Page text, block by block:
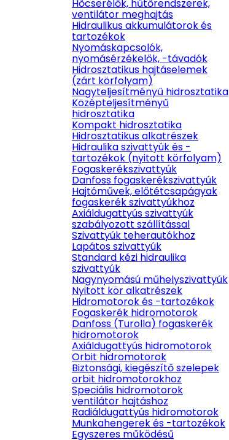
Hőcserélők, hűtőrendszerek,
ventilátor meghajtás
Hidraulikus akkumulátorok és
tartozékok
Nyomáskapcsolók,
nyomásérzékelők, -távadók
Hidrosztatikus hajtáselemek
(zárt körfolyam)
Nagyteljesítményű hidrosztatika
Középteljesítményű
hidrosztatika
Kompakt hidrosztatika
Hidrosztatikus alkatrészek
Hidraulika szivattyúk és -
tartozékok (nyitott körfolyam)
Fogaskerékszivattyúk
Danfoss fogaskerékszivattyúk
Hajtóművek, előtétcsapágyak
fogaskerék szivattyúkhoz
Axiáldugattyús szivattyúk
szabályozott szállítással
Szivattyúk teherautókhoz
Lapátos szivattyúk
Standard kézi hidraulika
szivattyúk
Nagynyomású műhelyszivattyúk
Nyitott kör alkatrészek
Hidromotorok és -tartozékok
Fogaskerék hidromotorok
Danfoss (Turolla) fogaskerék
hidromotorok
Axiáldugattyús hidromotorok
Orbit hidromotorok
Biztonsági, kiegészítő szelepek
orbit hidromotorokhoz
Speciális hidromotorok
ventilátor hajtáshoz
Radiáldugattyús hidromotorok
Munkahengerek és -tartozékok
Egyszeres működésű